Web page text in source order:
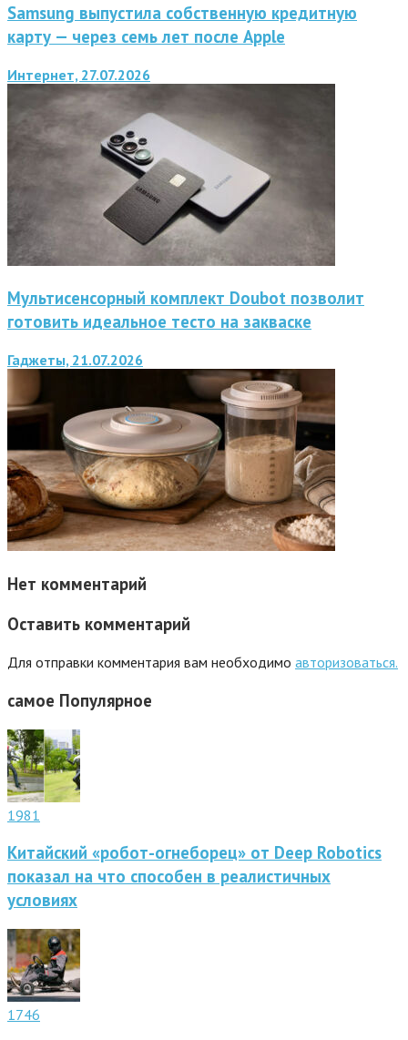
Samsung выпустила собственную кредитную
карту — через семь лет после Apple
Интернет, 27.07.2026
Мультисенсорный комплект Doubot позволит
готовить идеальное тесто на закваске
Гаджеты, 21.07.2026
Нет комментарий
Оставить комментарий
Для отправки комментария вам необходимо авторизоваться.
самое Популярное
1981
Китайский «робот-огнеборец» от Deep Robotics
показал на что способен в реалистичных
условиях
1746